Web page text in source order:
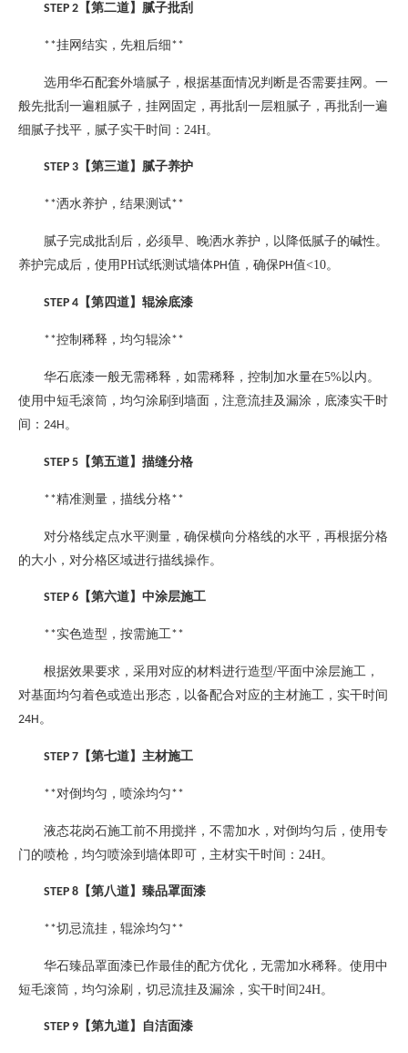
STEP 2 【第二道】腻子批刮
**挂网结实，先粗后细 **
选用华石配套外墙腻子，根据基面情况判断是否需要挂网。一
般先批刮一遍粗腻子，挂网固定，再批刮一层粗腻子，再批刮一遍
细腻子找平，腻子实干时间： 24H。
STEP 3 【第三道】腻子养护
**洒水养护，结果测试**
腻子完成批刮后，必须早、晚洒水养护，以降低腻子的碱性。
养护完成后，使用PH试纸测试墙体PH值，确保PH值<10。
STEP 4 【第四道】辊涂底漆
**控制稀释，均匀辊涂**
华石底漆一般无需稀释，如需稀释，控制加水量在5%以内。
使用中短毛滚筒，均匀涂刷到墙面，注意流挂及漏涂，底漆实干时
间： 24H。
STEP 5 【第五道】描缝分格
**精准测量，描线分格**
对分格线定点水平测量，确保横向分格线的水平，再根据分格
的大小，对分格区域进行描线操作。
STEP 6 【第六道】中涂层施工
**实色造型，按需施工**
根据效果要求，采用对应的材料进行造型/平面中涂层施工，
对基面均匀着色或造出形态，以备配合对应的主材施工，实干时间
24H。
STEP 7 【第七道】主材施工
**对倒均匀，喷涂均匀**
液态花岗石施工前不用搅拌，不需加水，对倒均匀后，使用专
门的喷枪，均匀喷涂到墙体即可，主材实干时间： 24H。
STEP 8 【第八道】臻品罩面漆
**切忌流挂，辊涂均匀**
华石臻品罩面漆已作最佳的配方优化，无需加水稀释。使用中
短毛滚筒，均匀涂刷，切忌流挂及漏涂，实干时间24H。
STEP 9 【第九道】自洁面漆